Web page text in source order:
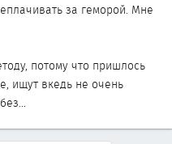
за геморой. Мне
потому что пришлось
ищут вкедь не очень